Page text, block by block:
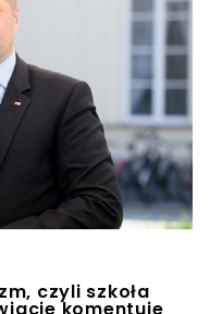
czyli szkoła
komentuje